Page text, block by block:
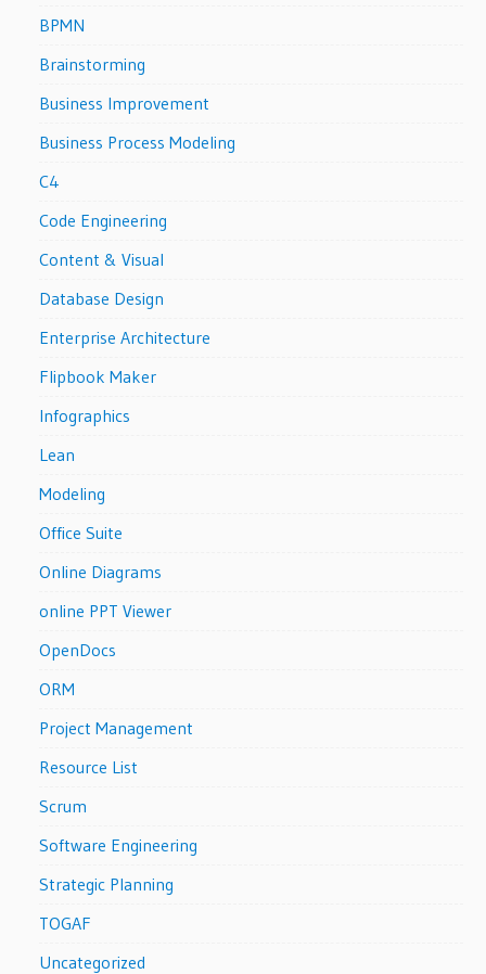
BPMN
Brainstorming
Business Improvement
Business Process Modeling
C4
Code Engineering
Content & Visual
Database Design
Enterprise Architecture
Flipbook Maker
Infographics
Lean
Modeling
Office Suite
Online Diagrams
online PPT Viewer
OpenDocs
ORM
Project Management
Resource List
Scrum
Software Engineering
Strategic Planning
TOGAF
Uncategorized